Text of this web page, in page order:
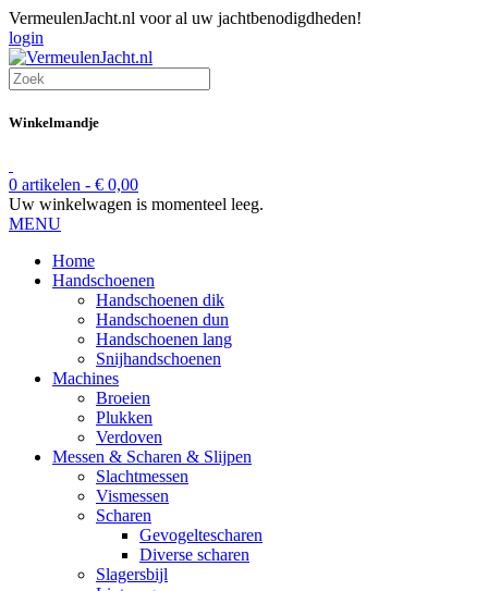
VermeulenJacht.nl voor al uw jachtbenodigdheden!
login
Winkelmandje
0 artikelen - € 0,00
Uw winkelwagen is momenteel leeg.
MENU
Home
Handschoenen
Handschoenen dik
Handschoenen dun
Handschoenen lang
Snijhandschoenen
Machines
Broeien
Plukken
Verdoven
Messen & Scharen & Slijpen
Slachtmessen
Vismessen
Scharen
Gevogeltescharen
Diverse scharen
Slagersbijl